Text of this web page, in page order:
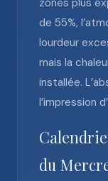
zones plus
de 55%,
lourdeur
mais la
installée.
l’impression
du